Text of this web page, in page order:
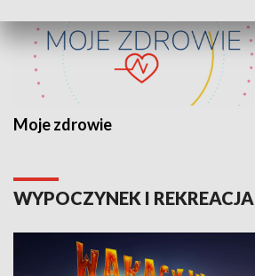
Moje zdrowie
WYPOCZYNEK I REKREACJA